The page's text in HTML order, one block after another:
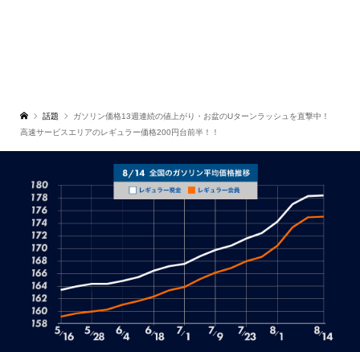
話題
ガソリン価格13週連続の値上がり・お盆のUターンラッシュを直撃中！
高速サービスエリアのレギュラー価格200円台前半！！